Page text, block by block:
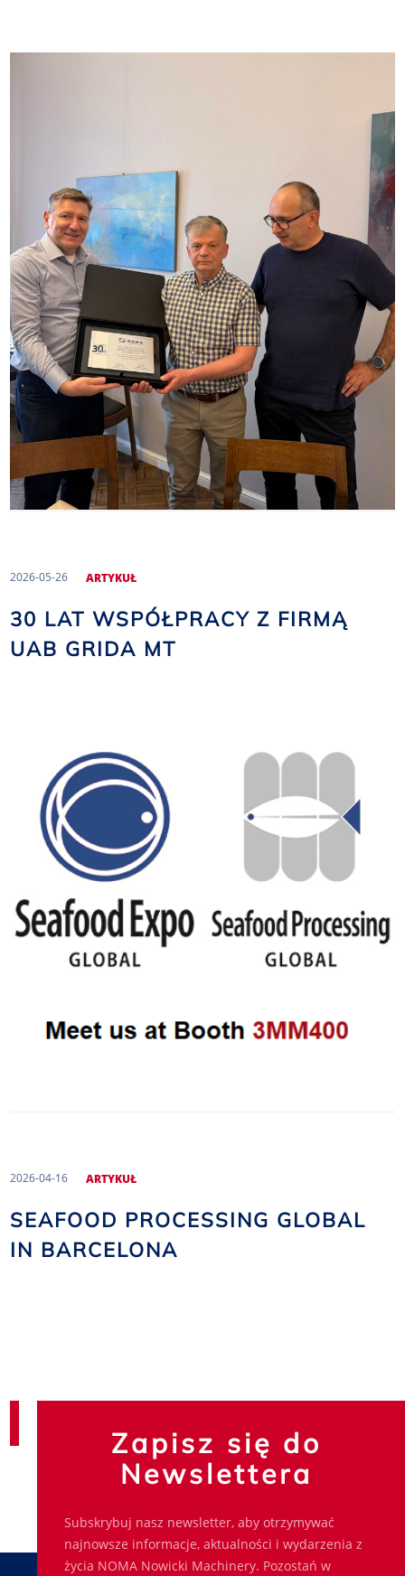
2026-05-26 ARTYKUŁ
30 LAT WSPÓŁPRACY Z FIRMĄ
UAB GRIDA MT
2026-04-16 ARTYKUŁ
SEAFOOD PROCESSING GLOBAL
IN BARCELONA
Zapisz się do
Newslettera
Subskrybuj nasz newsletter, aby otrzymywać
najnowsze informacje, aktualności i wydarzenia z
życia NOMA Nowicki Machinery. Pozostań w